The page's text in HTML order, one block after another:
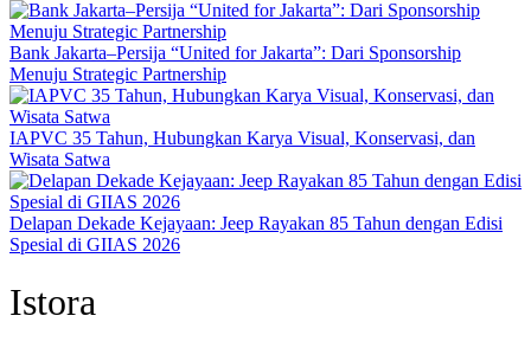
Bank Jakarta–Persija “United for Jakarta”: Dari Sponsorship
Menuju Strategic Partnership
IAPVC 35 Tahun, Hubungkan Karya Visual, Konservasi, dan
Wisata Satwa
Delapan Dekade Kejayaan: Jeep Rayakan 85 Tahun dengan Edisi
Spesial di GIIAS 2026
Istora